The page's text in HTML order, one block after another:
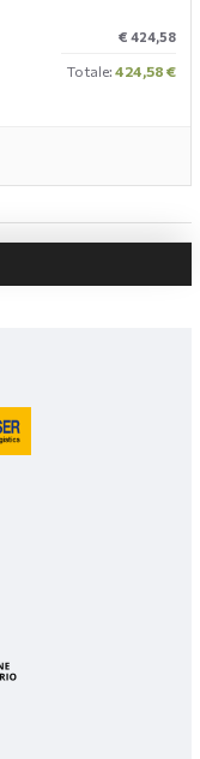
€ 424,58
Totale: 424,58 €